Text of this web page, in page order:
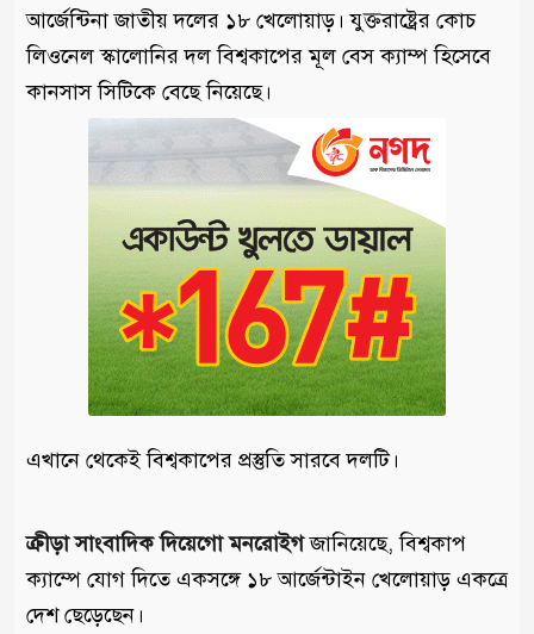
আর্জেন্টিনা জাতীয় দলের ১৮ খেলোয়াড়। যুক্তরাষ্ট্রের কোচ
লিওনেল স্কালোনির দল বিশ্বকাপের মূল বেস ক্যাম্প হিসেবে
কানসাস সিটিকে বেছে নিয়েছে।
এখানে থেকেই বিশ্বকাপের প্রস্তুতি সারবে দলটি।
ক্রীড়া সাংবাদিক দিয়েগো মনরোইগজানিয়েছে, বিশ্বকাপ
ক্যাম্পে যোগ দিতে একসঙ্গে ১৮ আর্জেন্টাইন খেলোয়াড় একত্রে
দেশ ছেড়েছেন।